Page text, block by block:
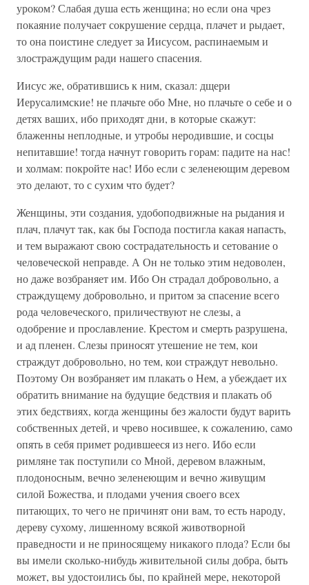
уроком? Слабая душа есть женщина; но если она чрез
покаяние получает сокрушение сердца, плачет и рыдает,
то она поистине следует за Иисусом, распинаемым и
злостраждущим ради нашего спасения.
Иисус же, обратившись к ним, сказал: дщери
Иерусалимские! не плачьте обо Мне, но плачьте о себе и о
детях ваших, ибо приходят дни, в которые скажут:
блаженны неплодные, и утробы неродившие, и сосцы
непитавшие! тогда начнут говорить горам: падите на нас!
и холмам: покройте нас! Ибо если с зеленеющим деревом
это делают, то с сухим что будет?
Женщины, эти создания, удобоподвижные на рыдания и
плач, плачут так, как бы Господа постигла какая напасть,
и тем выражают свою сострадательность и сетование о
человеческой неправде. А Он не только этим недоволен,
но даже возбраняет им. Ибо Он страдал добровольно, а
страждущему добровольно, и притом за спасение всего
рода человеческого, приличествуют не слезы, а
одобрение и прославление. Крестом и смерть разрушена,
и ад пленен. Слезы приносят утешение не тем, кои
страждут добровольно, но тем, кои страждут невольно.
Поэтому Он возбраняет им плакать о Нем, а убеждает их
обратить внимание на будущие бедствия и плакать об
этих бедствиях, когда женщины без жалости будут варить
собственных детей, и чрево носившее, к сожалению, само
опять в себя примет родившееся из него. Ибо если
римляне так поступили со Мной, деревом влажным,
плодоносным, вечно зеленеющим и вечно живущим
силой Божества, и плодами учения своего всех
питающих, то чего не причинят они вам, то есть народу,
дереву сухому, лишенному всякой животворной
праведности и не приносящему никакого плода? Если бы
вы имели сколько-нибудь живительной силы добра, быть
может, вы удостоились бы, по крайней мере, некоторой